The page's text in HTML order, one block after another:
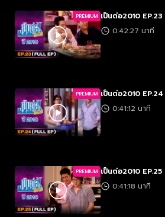
PREMIUM เป็นต่อ2010 EP.23
0:42:27 นาที
PREMIUM เป็นต่อ2010 EP.24
0:41:12 นาที
PREMIUM เป็นต่อ2010 EP.25
0:41:18 นาที